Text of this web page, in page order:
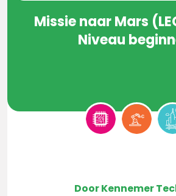
Missie naar Mars
Niveau
Door Kennemer